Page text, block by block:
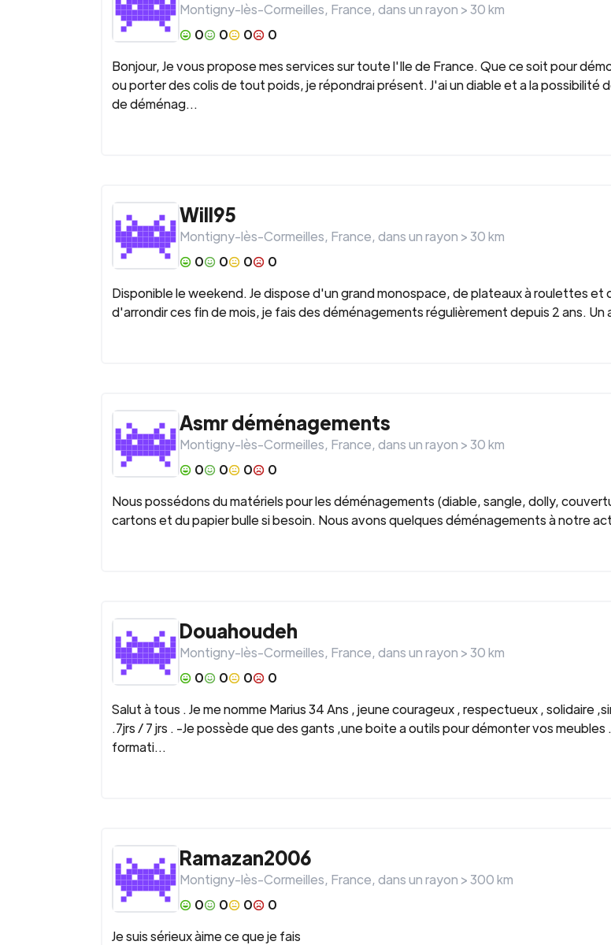
Montigny-lès-Cormeilles, France, dans un rayon >30km
0
0 0
0
Bonjour, Je vous propose mes services sur toute l'Ile de France. Que ce soit pour
ou porter des colis de tout poids, je répondrai présent. J'ai un diable et a la possibilité
de déménag...
Will95
Montigny-lès-Cormeilles, France, dans un rayon >30km
0
0 0
0
Disponible le weekend. Je dispose d'un grand monospace, de plateaux à roulettes et
d'arrondir ces fin de mois, je fais des déménagements régulièrement depuis 2 ans. Un
Asmr déménagements
Montigny-lès-Cormeilles, France, dans un rayon >30km
0
0 0
0
Nous possédons du matériels pour les déménagements (diable, sangle, dolly,
cartons et du papier bulle si besoin. Nous avons quelques déménagements à notre
Douahoudeh
Montigny-lès-Cormeilles, France, dans un rayon >30km
0
0 0
0
Salut à tous . Je me nomme Marius 34 Ans , jeune courageux , respectueux , solidaire
.7jrs / 7 jrs . -Je possède que des gants ,une boite a outils pour démonter vos meubles
formati...
Ramazan2006
Montigny-lès-Cormeilles, France, dans un rayon >300km
0
0 0
0
Je suis sérieux àime ce que je fais